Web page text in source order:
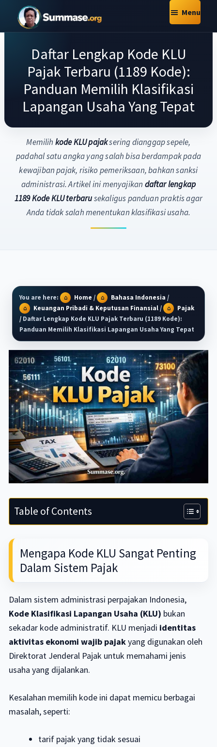
main
primary
footerSummase.Org
Daily
Inspiration
Stories
That
Menu
Daftar Lengkap Kode KLU
Pajak Terbaru (1189 Kode):
Panduan Memilih Klasifikasi
Lapangan Usaha Yang Tepat
Memilih kode KLU pajaksering dianggap sepele,
padahal satu angka yang salah bisa berdampak pada
kewajiban pajak, risiko pemeriksaan, bahkan sanksi
administrasi. Artikel ini menyajikan daftar lengkap
1189 Kode KLU terbarusekaligus panduan praktis agar
Anda tidak salah menentukan klasifikasi usaha.
You are here: Home / Bahasa Indonesia /
Keuangan Pribadi & Keputusan Finansial /
Pajak
/ Daftar Lengkap Kode KLU Pajak Terbaru (1189 Kode):
Panduan Memilih Klasifikasi Lapangan Usaha Yang Tepat
Table of Contents
Mengapa Kode KLU Sangat Penting
Dalam Sistem Pajak
Dalam sistem administrasi perpajakan Indonesia,
Kode Klasifikasi Lapangan Usaha (KLU) bukan
sekadar kode administratif. KLU menjadi identitas
aktivitas ekonomi wajib pajakyang digunakan oleh
Direktorat Jenderal Pajak untuk memahami jenis
usaha yang dijalankan.
Kesalahan memilih kode ini dapat memicu berbagai
masalah, seperti:
tarif pajak yang tidak sesuai